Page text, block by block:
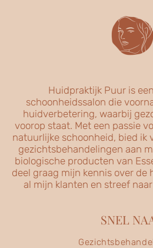
Huidpraktijk Puur is
schoonheidssalon die
huidverbetering, waarbij
voorop staat. Met een passie
natuurlijke schoonheid, bied ik
gezichtsbehandelingen aan
biologische producten van
deel graag mijn kennis over
al mijn klanten en streef
SNEL